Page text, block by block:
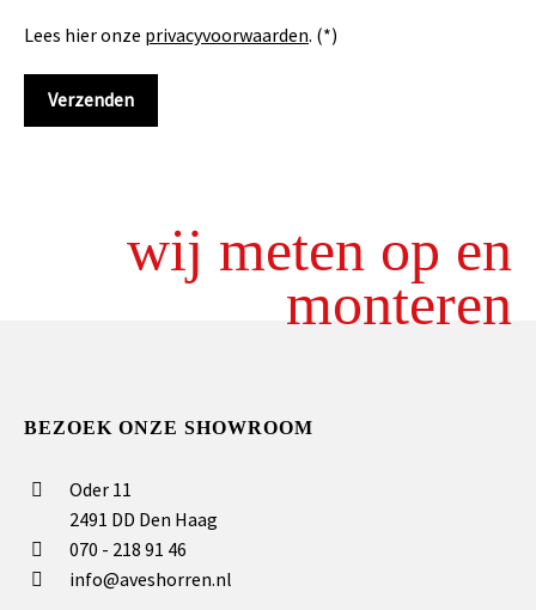
Lees hier onze privacyvoorwaarden. (*)
wij meten op en
monteren
BEZOEK ONZE SHOWROOM
Oder 11
2491 DD Den Haag
070 - 218 91 46
info@aveshorren.nl